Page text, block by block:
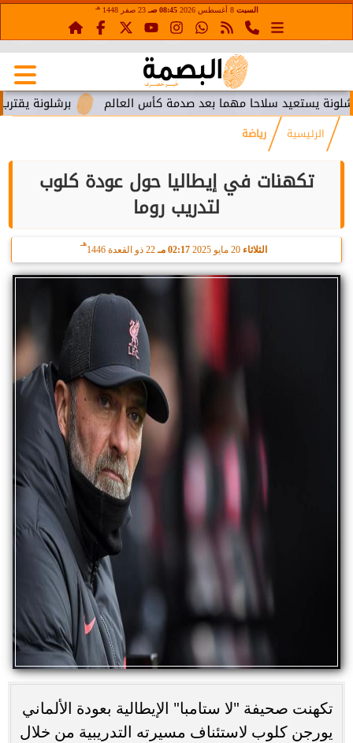
السبت 8 أغسطس 2026 08:45 صـ 23 صفر 1448 هـ
برشلونة يقترب من سلاحا مهما بعد صدمة كأس العالم
الرئيسية رياضة
تكهنات في إيطاليا حول عودة كلوب
لتدريب روما
الثلاثاء 20 مايو 2025 02:17 مـ 22 ذو القعدة 1446
هـ
تكهنت صحيفة "لا ستامبا" الإيطالية بعودة الألماني
يورجن كلوب لاستئناف مسيرته التدريبية من خلال